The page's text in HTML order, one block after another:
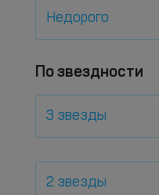
Недорого
По звездности
3 звезды
2 звезды